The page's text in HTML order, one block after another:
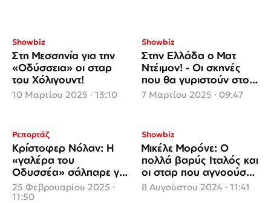
Showbiz
Στη Μεσσηνία για την
«Οδύσσεια» οι σταρ
του Χόλιγουντ!
10 Μαρτίου 2025 · 13:10
Showbiz
Στην Ελλάδα ο Ματ
Ντέιμον! - Οι σκηνές
που θα γυριστούν στο
Κάστρο της Μεθώνης
7 Μαρτίου 2025 · 09:47
Ρεπορτάζ
Κρίστοφερ Νόλαν: Η
«γαλέρα του
Οδυσσέα» σάλπαρε για
Πύλο με οσκαρικό
«καπετάνιο»
25 Φεβρουαρίου 2025 ·
11:50
Showbiz
Μικέλε Μορόνε: Ο
πολλά βαρύς Ιταλός και
οι σταρ που αγνοούσαν
τους παπαράτσι
8 Αυγούστου 2024 · 11:41